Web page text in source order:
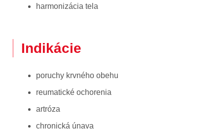
harmonizácia tela
Indikácie
poruchy krvného obehu
reumatické ochorenia
artróza
chronická únava